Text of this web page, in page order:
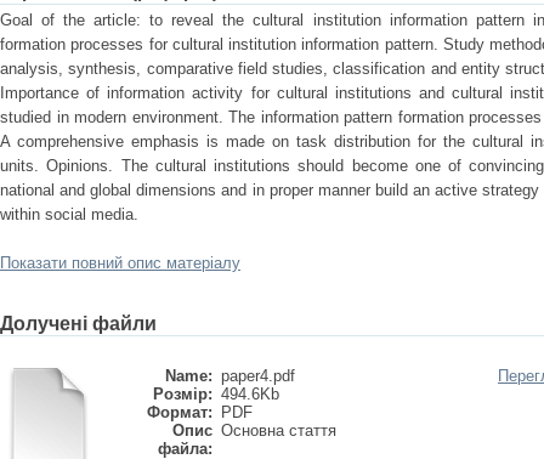
Goal of the article: to reveal the cultural institution information pattern
formation processes for cultural institution information pattern. Study
analysis, synthesis, comparative field studies, classification and entity
Importance of information activity for cultural institutions and cultural
studied in modern environment. The information pattern formation
A comprehensive emphasis is made on task distribution for the cultural
units. Opinions. The cultural institutions should become one of
national and global dimensions and in proper manner build an active
within social media.
Показати повний опис матеріалу
Долучені файли
Name: paper4.pdf
Розмір: 494.6Kb
Формат:
PDF
Опис
файла:
Основна стаття